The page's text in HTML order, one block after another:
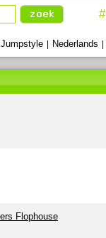
#
Jumpstyle Nederlands
Flophouse